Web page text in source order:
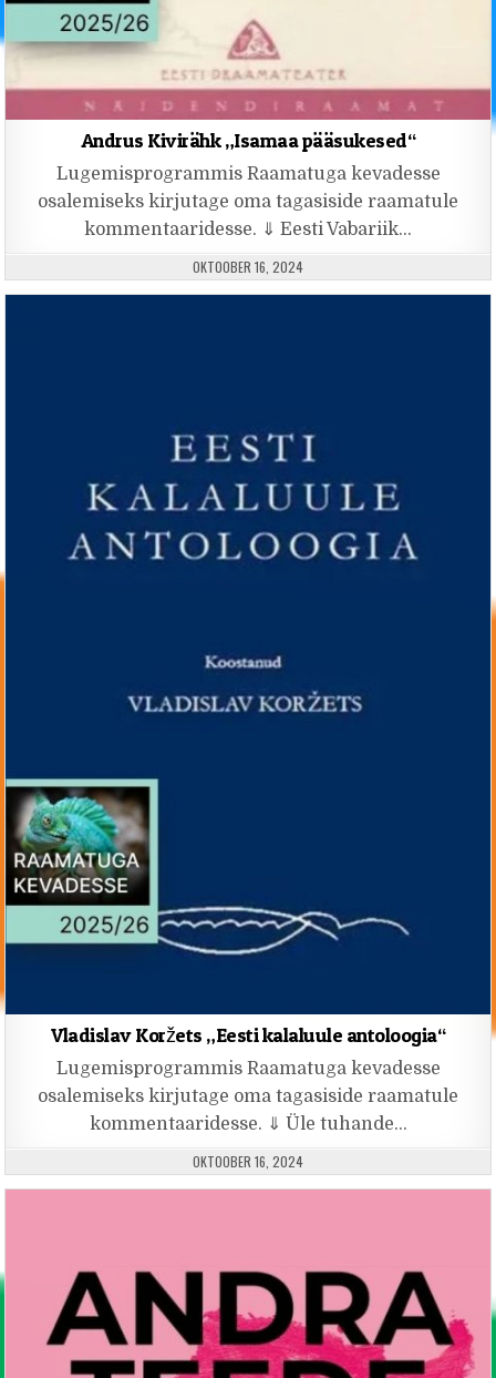
Andrus Kivirähk „Isamaa pääsukesed“
Lugemisprogrammis Raamatuga kevadesse
osalemiseks kirjutage oma tagasiside raamatule
kommentaaridesse. ⇓ Eesti Vabariik…
PUBLISHED DATE:
OKTOOBER 16, 2024
Vladislav Koržets „Eesti kalaluule antoloogia“
Lugemisprogrammis Raamatuga kevadesse
osalemiseks kirjutage oma tagasiside raamatule
kommentaaridesse. ⇓ Üle tuhande…
PUBLISHED DATE:
OKTOOBER 16, 2024